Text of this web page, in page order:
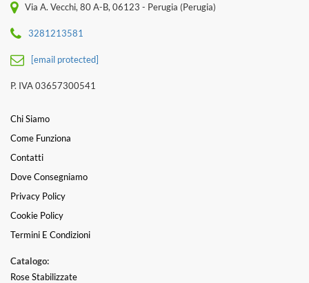
Via A. Vecchi, 80 A-B, 06123 - Perugia (Perugia)
3281213581
[email protected]
P. IVA 03657300541
Chi Siamo
Come Funziona
Contatti
Dove Consegniamo
Privacy Policy
Cookie Policy
Termini E Condizioni
Catalogo:
Rose Stabilizzate